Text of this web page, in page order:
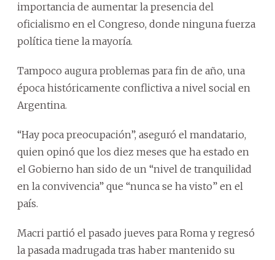
importancia de aumentar la presencia del
oficialismo en el Congreso, donde ninguna fuerza
política tiene la mayoría.
Tampoco augura problemas para fin de año, una
época históricamente conflictiva a nivel social en
Argentina.
“Hay poca preocupación”, aseguró el mandatario,
quien opinó que los diez meses que ha estado en
el Gobierno han sido de un “nivel de tranquilidad
en la convivencia” que “nunca se ha visto” en el
país.
Macri partió el pasado jueves para Roma y regresó
la pasada madrugada tras haber mantenido su